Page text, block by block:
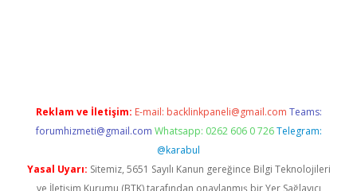
Reklam ve İletişim: E-mail: backlinkpaneli@gmail.com Teams:
forumhizmeti@gmail.com Whatsapp: 0262 606 0 726 Telegram:
@karabul
Yasal Uyarı: Sitemiz, 5651 Sayılı Kanun gereğince Bilgi Teknolojileri
ve İletişim Kurumu (BTK) tarafından onaylanmış bir Yer Sağlayıcı